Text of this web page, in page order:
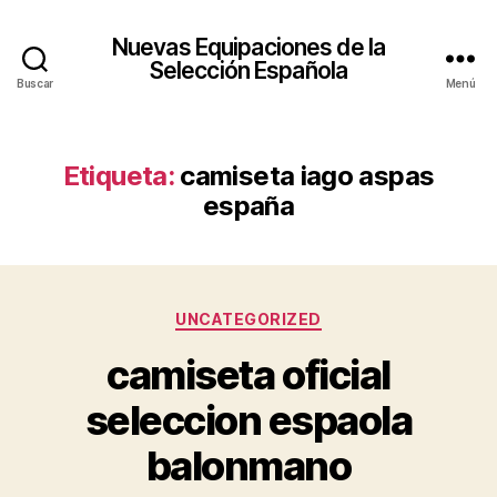
Buscar
Nuevas Equipaciones de la
Selección Española
Menú
Etiqueta: camiseta iago aspas
españa
Categorías
UNCATEGORIZED
camiseta oficial
seleccion espaola
balonmano